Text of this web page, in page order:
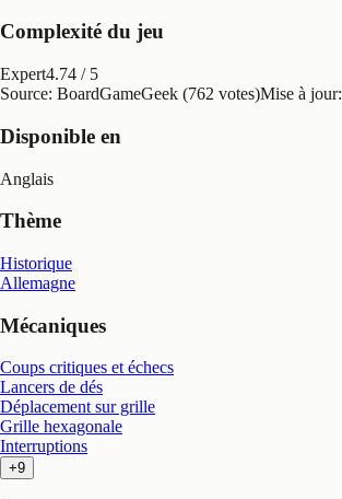
Complexité du jeu
Expert4.74 / 5
Source: BoardGameGeek (762 votes)Mise à jour:
Disponible en
Anglais
Thème
Historique
Allemagne
Mécaniques
Coups critiques et échecs
Lancers de dés
Déplacement sur grille
Grille hexagonale
Interruptions
+9